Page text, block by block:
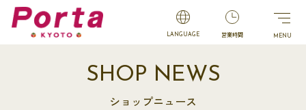
LANGUAGE 営業時間
SHOP NEWS
ショップニュース